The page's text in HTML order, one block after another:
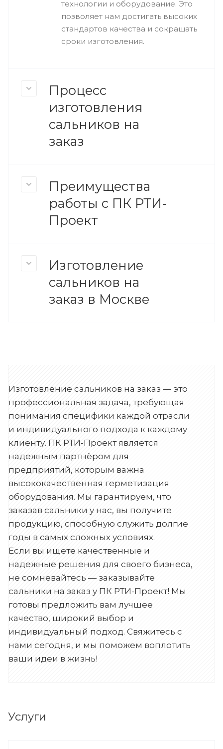
технологии и оборудование. Это
позволяет нам достигать высоких
стандартов качества и сокращать
сроки изготовления.
Процесс
изготовления
сальников на
заказ
Преимущества
работы с ПК РТИ-
Проект
Изготовление
сальников на
заказ в Москве
Изготовление сальников на заказ — это
профессиональная задача, требующая
понимания специфики каждой отрасли
и индивидуального подхода к каждому
клиенту. ПК РТИ-Проект является
надежным партнёром для
предприятий, которым важна
высококачественная герметизация
оборудования. Мы гарантируем, что
заказав сальники у нас, вы получите
продукцию, способную служить долгие
годы в самых сложных условиях.
Если вы ищете качественные и
надежные решения для своего бизнеса,
не сомневайтесь — заказывайте
сальники на заказ у ПК РТИ-Проект! Мы
готовы предложить вам лучшее
качество, широкий выбор и
индивидуальный подход. Свяжитесь с
нами сегодня, и мы поможем воплотить
ваши идеи в жизнь!
Услуги